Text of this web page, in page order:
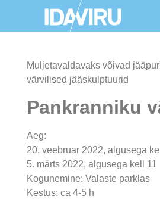
Muljetavaldavaks võivad
värvilised jääskulptuurid
Pankranniku
Aeg:
20. veebruar 2022, algusega
5. märts 2022, algusega kell 11
Kogunemine: Valaste parklas
Kestus: ca 4-5 h